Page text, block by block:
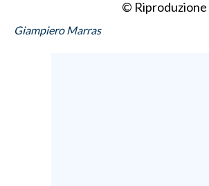
©
Giampiero Marras